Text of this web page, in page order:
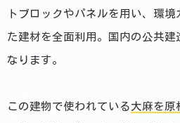
トブロックやパネルを用い、環
た建材を全面利用。国内の公共建
なります。
この建物で使われている大麻を原